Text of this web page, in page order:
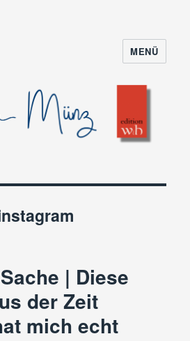
MENÜ
| Diese
der Zeit
mich echt